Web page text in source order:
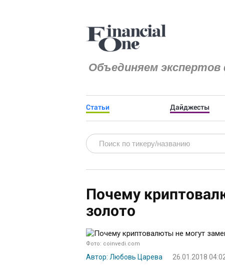
Объединяем экспертов
Статьи Дайджесты
Почему
золото
Фото: coinvedi.com
Автор: Любовь Царева 26.01.2018